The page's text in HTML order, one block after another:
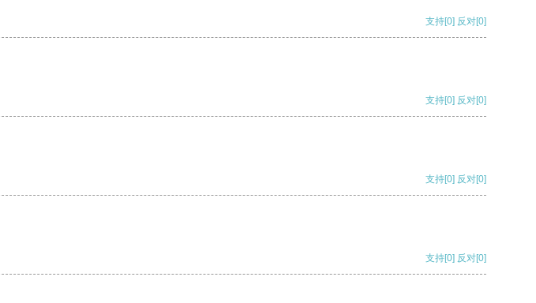
支持[0] 反对[0]
支持[0] 反对[0]
支持[0] 反对[0]
支持[0] 反对[0]